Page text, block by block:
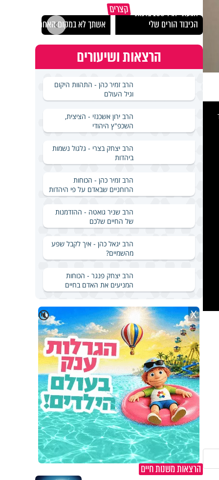
קצרים הגעתי לגיל 108 בזכות
הכיבוד הורים שלי
אשתך לא במקום האחרון
הרצאות ושיעורים
הרב זמיר כהן - התהוות היקום
וגיל העולם
הרב ירון אשכנזי - הציצית,
השכפ"ץ היהודי
הרב יצחק בצרי - גלגול נשמות
ביהדות
הרב זמיר כהן - הכוחות
הרוחניים שבאדם על פי היהדות
הרב שניר גואטה - ההזדמנות
של החיים שלכם
הרב יגאל כהן - איך לקבל שפע
מהשמיים?
הרב יצחק פנגר - הכוחות
המניעים את האדם בחיים
🔇 X
הרצאות משנות חיים